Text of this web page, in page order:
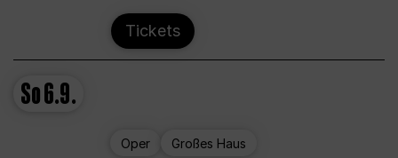
Tickets
So6.9.
Oper Großes Haus